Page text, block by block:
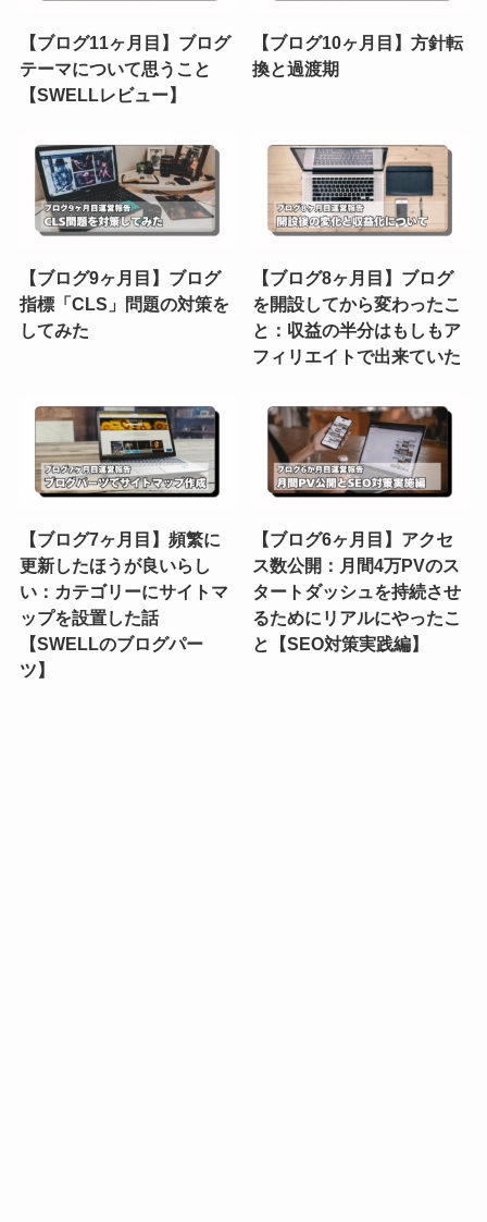
【ブログ11ヶ月目】ブログ
テーマについて思うこと
【SWELLレビュー】
【ブログ10ヶ月目】方針転
換と過渡期
【ブログ9ヶ月目】ブログ
指標「CLS」問題の対策を
してみた
【ブログ8ヶ月目】ブログ
を開設してから変わったこ
と：収益の半分はもしもア
フィリエイトで出来ていた
【ブログ7ヶ月目】頻繁に
更新したほうが良いらし
い：カテゴリーにサイトマ
ップを設置した話
【SWELLのブログパー
ツ】
【ブログ6ヶ月目】アクセ
ス数公開：月間4万PVのス
タートダッシュを持続させ
るためにリアルにやったこ
と【SEO対策実践編】